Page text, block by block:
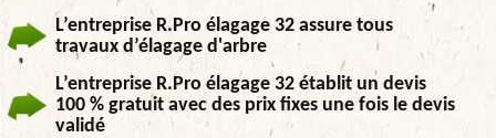
L’entreprise R.Pro élagage 32 assure tous
travaux d’élagage d'arbre
L’entreprise R.Pro élagage 32 établit un devis
100 % gratuit avec des prix fixes une fois le devis
validé